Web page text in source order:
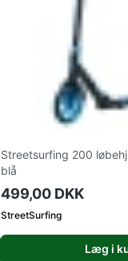
Streetsurfing 200
blå
499,00 DKK
StreetSurfing
Læg i